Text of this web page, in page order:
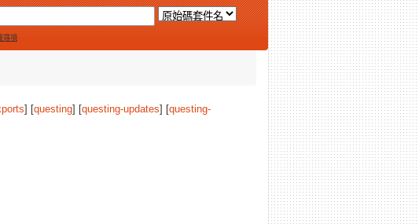
尋項
] [questing] [questing-updates] [questing-